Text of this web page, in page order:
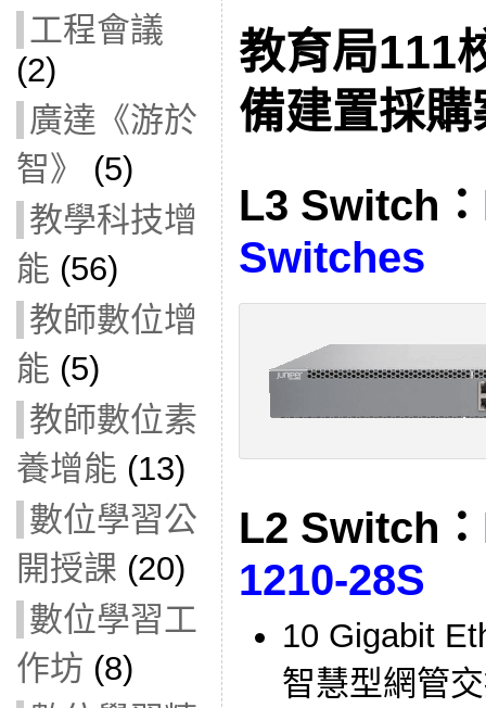
工程會議
(2)
廣達《游於
智》
(5)
教學科技增
能 (56)
教師數位增
能 (5)
教師數位素
養增能 (13)
數位學習公
開授課 (20)
數位學習工
作坊 (8)
教育局111
備建置採購
L3 Switch：
Switches
L2 Switch：
1210-28S
10 Gigabit
智慧型網管